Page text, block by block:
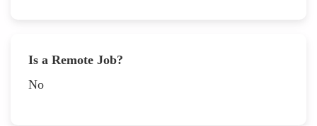
Is a Remote Job?
No